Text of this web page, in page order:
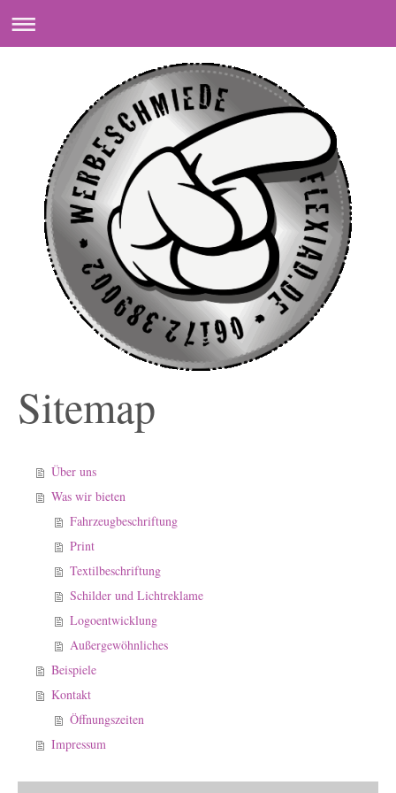
Sitemap
Über uns
Was wir bieten
Fahrzeugbeschriftung
Print
Textilbeschriftung
Schilder und Lichtreklame
Logoentwicklung
Außergewöhnliches
Beispiele
Kontakt
Öffnungszeiten
Impressum